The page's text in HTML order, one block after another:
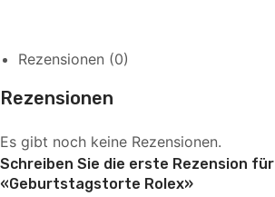
Rezensionen (0)
Rezensionen
Es gibt noch keine Rezensionen.
Schreiben Sie die erste Rezension für
«Geburtstagstorte Rolex»